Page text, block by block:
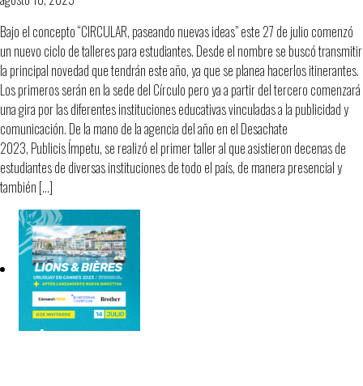
Bajo el concepto “CIRCULAR, paseando nuevas ideas” este 27 de julio comenzó
un nuevo ciclo de talleres para estudiantes. Desde el nombre se buscó transmitir
la principal novedad que tendrán este año, ya que se planea hacerlos itinerantes.
Los primeros serán en la sede del Círculo pero ya a partir del tercero comenzará
una gira por las diferentes instituciones educativas vinculadas a la publicidad y
comunicación. De la mano de la agencia del año en el Desachate
2023, Publicis Ímpetu, se realizó el primer taller al que asistieron decenas de
estudiantes de diversas instituciones de todo el país, de manera presencial y
también […]